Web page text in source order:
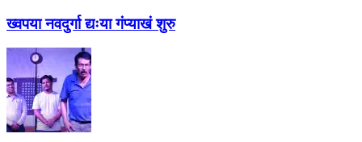
ख्वपया नवदुर्गा द्यःया गंप्याखं शुरु